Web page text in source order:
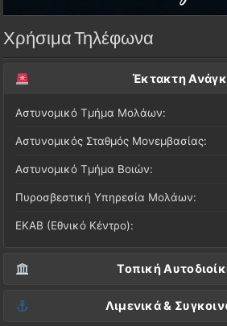
Χρήσιμα Τηλέφωνα
Έκτακτη
Αστυνομικό Τμήμα Μολάων:
Αστυνομικός Σταθμός Μονεμβασίας:
Αστυνομικό Τμήμα Βοιών:
Πυροσβεστική Υπηρεσία Μολάων:
ΕΚΑΒ (Εθνικό Κέντρο):
Τοπική
Δήμος Μονεμβασίας (Έδρα):
Λιμενικά &